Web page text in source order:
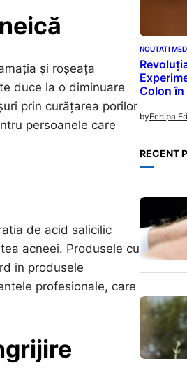
și roșeața
duce la o diminuare
prin curățarea porilor
persoanele care
de acid salicilic
acneei. Produsele cu
în produsele
profesionale, care
NOUTATI
Colon în
byEchipa
RECENT